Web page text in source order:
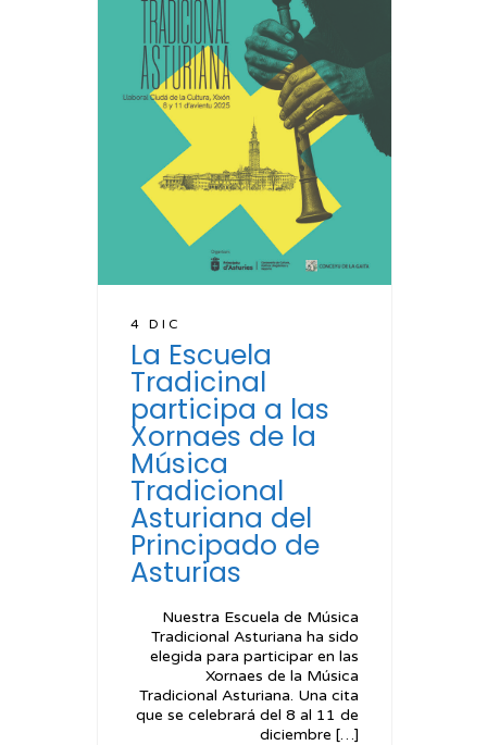
4 DIC
La Escuela
Tradicinal
participa a las
Xornaes de la
Música
Tradicional
Asturiana del
Principado de
Asturias
Nuestra Escuela de Música
Tradicional Asturiana ha sido
elegida para participar en las
Xornaes de la Música
Tradicional Asturiana. Una cita
que se celebrará del 8 al 11 de
diciembre […]